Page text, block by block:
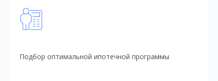
Подбор оптимальной ипотечной программы